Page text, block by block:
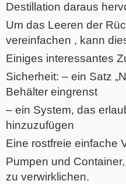
Destillation daraus
Um das Leeren der
vereinfachen , kann
Einiges interessantes
Sicherheit: – ein Satz
Behälter eingrenst
– ein System, das
hinzuzufügen
Eine rostfreie einfache
Pumpen und
zu verwirklichen.